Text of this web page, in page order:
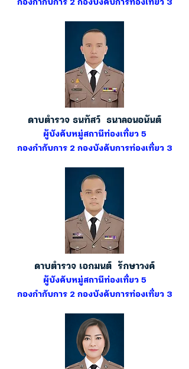
กองกำกับการ 2 กองบังคับการท่องเที่ยว 3
ดาบตำรวจ ธนทัสว์ ธนาลอนอนันต์
ผู้บังคับหมู่สถานีท่องเที่ยว 5
กองกำกับการ 2 กองบังคับการท่องเที่ยว 3
ดาบตำรวจ เอกมนต์ รักษาวงค์
ผู้บังคับหมู่สถานีท่องเที่ยว 5
กองกำกับการ 2 กองบังคับการท่องเที่ยว 3